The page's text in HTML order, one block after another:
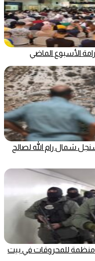
شمال رام الله لصالح
منظمة للمحروقات في بيت